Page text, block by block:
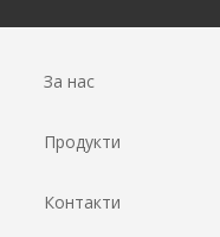
За нас
Продукти
Контакти